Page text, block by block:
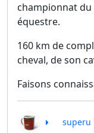
championnat
équestre.
160 km de
cheval, de son
Faisons
superu